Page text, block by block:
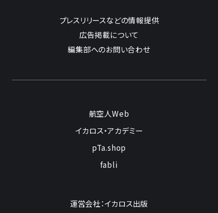
プレスリリースなどの情報提供
広告掲載について
編集部へのお問い合わせ
航空人Web
イカロス・アカデミー
pTa.shop
fabli
運営会社：イカロス出版